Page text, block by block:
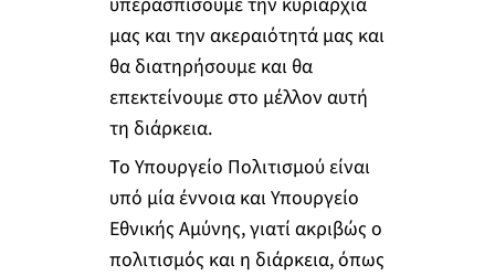
μας και την ακεραιότητά μας και
θα διατηρήσουμε και θα
επεκτείνουμε στο μέλλον αυτή
τη διάρκεια.
Το Υπουργείο Πολιτισμού είναι
υπό μία έννοια και Υπουργείο
Εθνικής Αμύνης, γιατί ακριβώς ο
πολιτισμός και η διάρκεια, όπως